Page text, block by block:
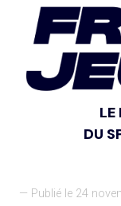
LE
DU
— Publié le 24